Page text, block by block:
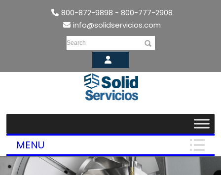
800-872-9898 - 800-777-2908
info@solidservicios.com
Search
MENU